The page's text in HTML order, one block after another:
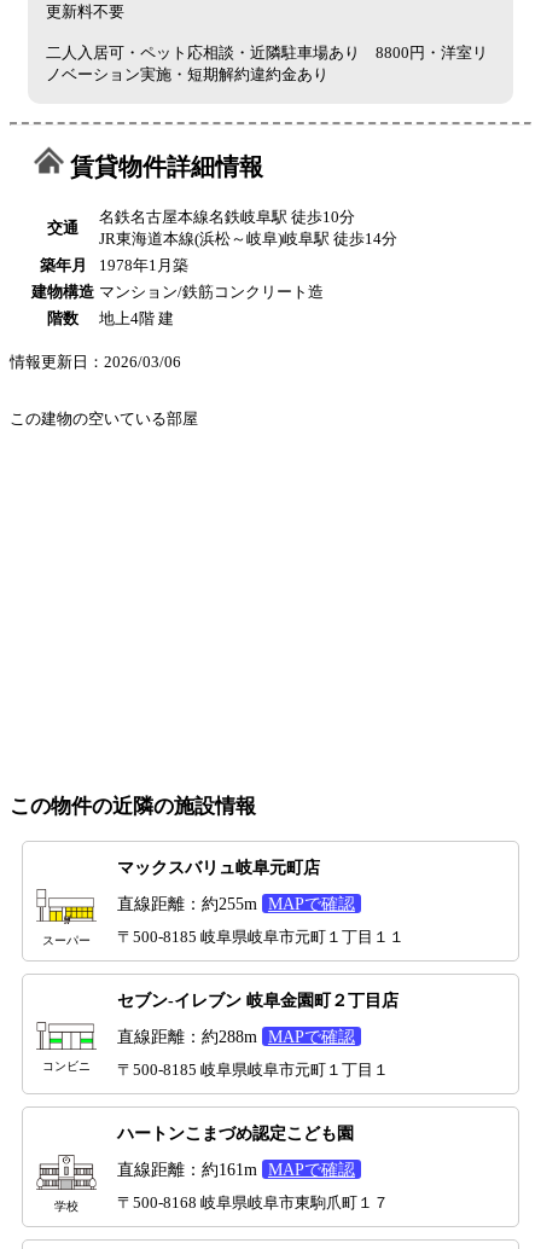
更新料不要
二人入居可・ペット応相談・近隣駐車場あり 8800円・洋室リ
ノベーション実施・短期解約違約金あり
賃貸物件詳細情報
交通
名鉄名古屋本線名鉄岐阜駅 徒歩10分
JR東海道本線(浜松～岐阜)岐阜駅 徒歩14分
築年月
1978年1月築
建物構造 マンション/鉄筋コンクリート造
階数
地上4階 建
情報更新日：2026/03/06
この建物の空いている部屋
この物件の近隣の施設情報
スーパー
マックスバリュ岐阜元町店
直線距離：約255m
MAPで確認
〒500-8185 岐阜県岐阜市元町１丁目１１
コンビニ
セブン-イレブン 岐阜金園町２丁目店
直線距離：約288m
MAPで確認
〒500-8185 岐阜県岐阜市元町１丁目１
学校
ハートンこまづめ認定こども園
直線距離：約161m
MAPで確認
〒500-8168 岐阜県岐阜市東駒爪町１７